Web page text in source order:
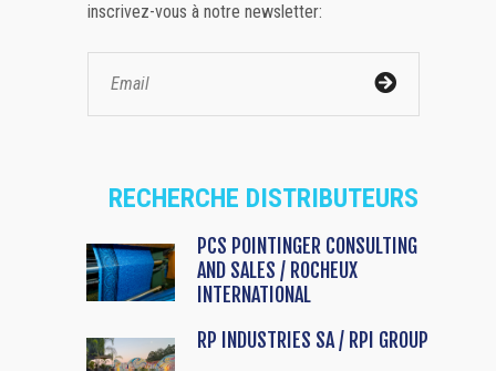
inscrivez-vous à notre newsletter:
RECHERCHE DISTRIBUTEURS
PCS POINTINGER CONSULTING
AND SALES / ROCHEUX
INTERNATIONAL
RP INDUSTRIES SA / RPI GROUP